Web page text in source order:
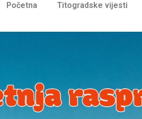
Početna Titogradske vijesti